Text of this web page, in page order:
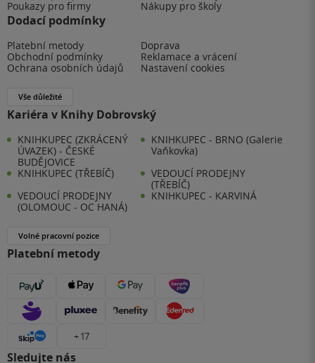
Poukazy pro firmy
Nákupy pro školy
Dodací podmínky
Platební metody
Doprava
Obchodní podmínky
Reklamace a vrácení
Ochrana osobních údajů
Nastavení cookies
Vše důležité
Kariéra v Knihy Dobrovský
KNIHKUPEC (ZKRÁCENÝ
ÚVAZEK) - ČESKÉ
BUDĚJOVICE
KNIHKUPEC - BRNO (Galerie
Vaňkovka)
KNIHKUPEC (TŘEBÍČ)
VEDOUCÍ PRODEJNY
(TŘEBÍČ)
VEDOUCÍ PRODEJNY
(OLOMOUC - OC HANÁ)
KNIHKUPEC - KARVINÁ
Volné pracovní pozice
Platební metody
+ 17
Sledujte nás